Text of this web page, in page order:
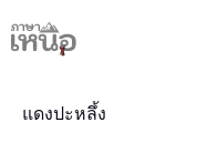
to
content
แดงปะหลึ้ง